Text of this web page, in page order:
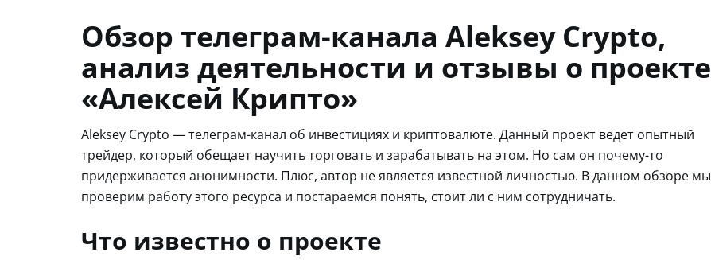
Обзор телеграм-канала Aleksey Crypto,
анализ деятельности и отзывы о проекте
«Алексей Крипто»
Aleksey Crypto — телеграм-канал об инвестициях и криптовалюте. Данный проект ведет опытный
трейдер, который обещает научить торговать и зарабатывать на этом. Но сам он почему-то
придерживается анонимности. Плюс, автор не является известной личностью. В данном обзоре мы
проверим работу этого ресурса и постараемся понять, стоит ли с ним сотрудничать.
Что известно о проекте